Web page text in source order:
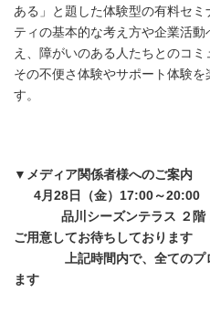
ある」と題した体験型の有料セ
ティの基本的な考え方や企業活
え、障がいのある人たちとのコ
その不便さ体験やサポート体験
す。
▼メディア関係者様へのご案内
4月28日（金）17:00～20:00
品川シーズンテラス ２階 エ
ご用意してお待ちしております
上記時間内で、全てのプロ
ます